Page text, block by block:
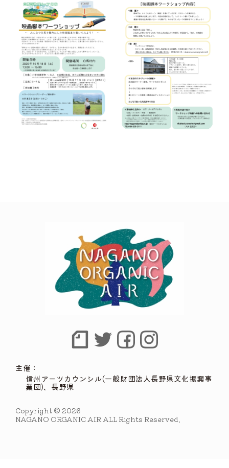
主催：
信州アーツカウンシル(一般財団法人長野県文化振興事
業団)、長野県
Copyright © 2026
NAGANO ORGANIC AIR ALL Rights Reserved.